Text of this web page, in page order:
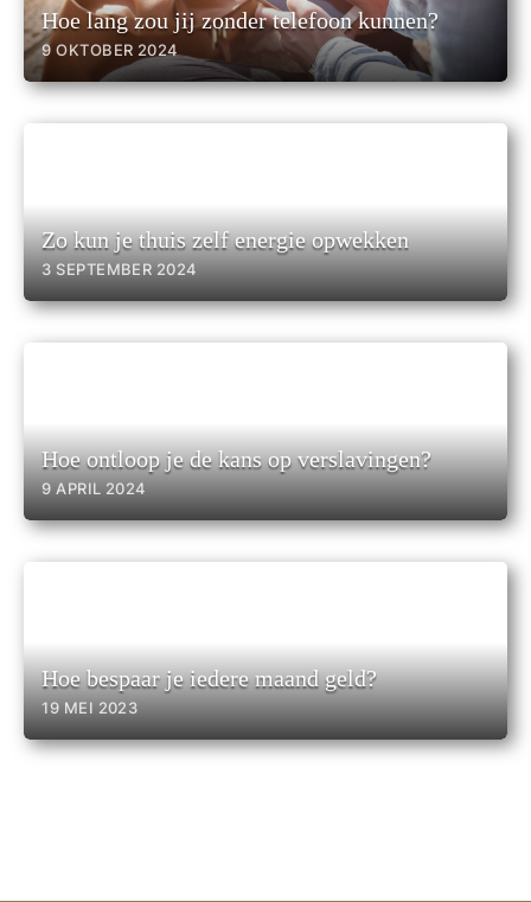
Hoe lang zou jij zonder telefoon kunnen?
9 OKTOBER 2024
Zo kun je thuis zelf energie opwekken
3 SEPTEMBER 2024
Hoe ontloop je de kans op verslavingen?
9 APRIL 2024
Hoe bespaar je iedere maand geld?
19 MEI 2023